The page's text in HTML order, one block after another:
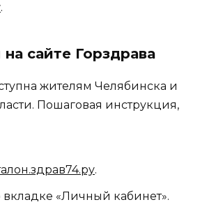
.
сайте Горздрава
жителям Челябинска и
Пошаговая инструкция,
.
«Личный кабинет».